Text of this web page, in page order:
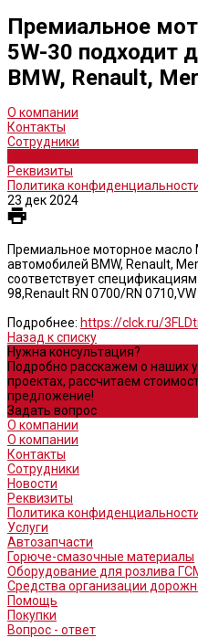
Премиальное
5W-30 подходит
BMW, Renault,
О компании
Контакты
Сотрудники
Реквизиты
Политика
23 дек 2024
Премиальное моторное масло
автомобилей BMW, Renault,
соответствует
98,Renault RN 0700/RN
Подробнее: https://clck.ru/
Назад к списку
Нужна консультация?
Подробно расскажем о наших
проектах, рассчитаем
предложение!
Задать вопрос
О компании
О компании
Контакты
Сотрудники
Новости
Реквизиты
Политика
Услуги
Автозапчасти
Горюче-смазочные материалы
Оборудование для розлива
Средства организации
Помощь
Покупки
Вопрос - ответ